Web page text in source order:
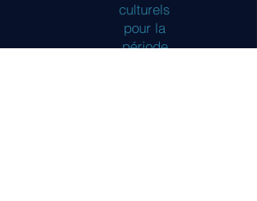
culturels
pour la
période